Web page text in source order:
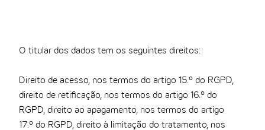
O titular dos dados tem os seguintes direitos:
Direito de acesso, nos termos do artigo 15.º do RGPD,
direito de retificação, nos termos do artigo 16.º do
RGPD, direito ao apagamento, nos termos do artigo
17.º do RGPD, direito à limitação do tratamento, nos